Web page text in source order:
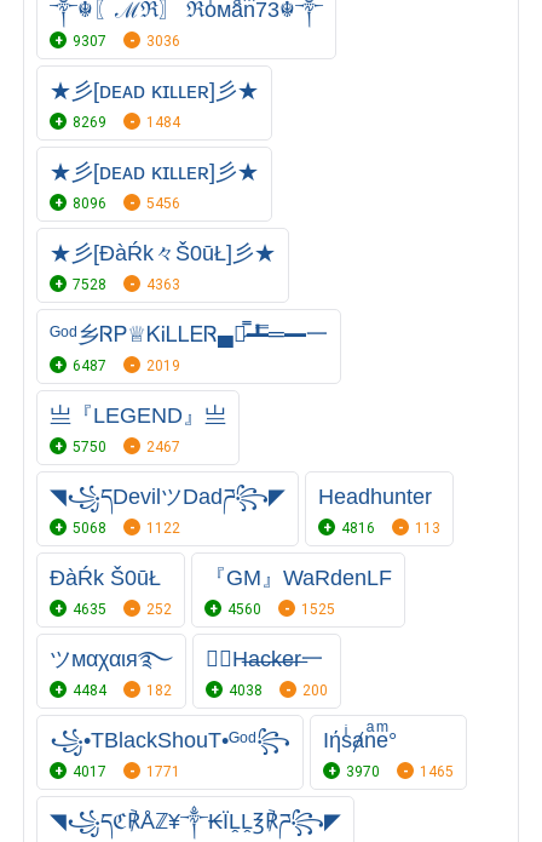
༒☬〖ℳℜ〗 ℜoͥᴍaͣnͫ73☬༒
9307 3036
★彡[ᴅᴇᴀᴅ ᴋɪʟʟᴇʀ]彡★
8269 1484
★彡[ᴅᴇᴀᴅ ᴋɪʟʟᴇʀ]彡★
8096 5456
★彡[ĐàŔk々Š0ūŁ]彡★
7528 4363
ᴳᵒᵈ乡ᏒᏢ♕ᏦᎥᏞᏞᎬᏒ▄︻̷̿┻̿═━一
6487 2019
亗『LEGEND』亗
5750 2467
◥꧁དDevilツDadཌ꧂◤
5068 1122
Headhunter
4816 113
ĐàŔk Š0ūŁ
4635 252
『GM』WaRdenLF
4560 1525
ツмαχαιя࿐
4484 182
㊙H̶a̶c̶k̶e̶r̶一
4038 200
꧁•TBlackShouT•ᴳᵒᵈ꧂
4017 1771
Iήsͥⱥnͣeͫ°
3970 1465
◥꧁དℭ℟Åℤ¥༒₭ÏḼḼ℥℟ཌ꧂◤